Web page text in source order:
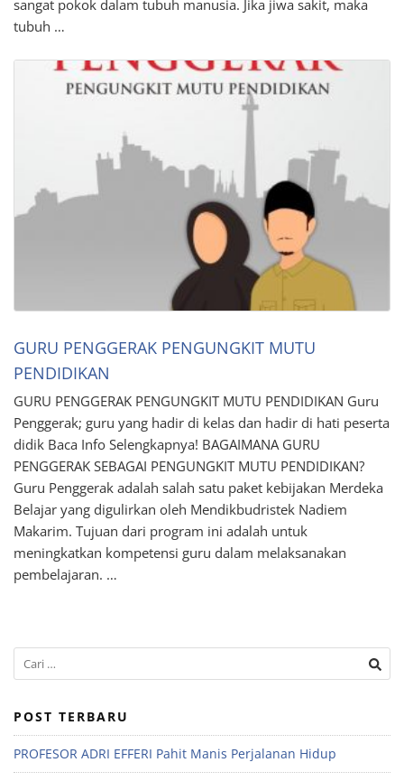
sangat pokok dalam tubuh manusia. Jika jiwa sakit, maka
tubuh …
GURU PENGGERAK PENGUNGKIT MUTU
PENDIDIKAN
GURU PENGGERAK PENGUNGKIT MUTU PENDIDIKAN Guru
Penggerak; guru yang hadir di kelas dan hadir di hati peserta
didik Baca Info Selengkapnya! BAGAIMANA GURU
PENGGERAK SEBAGAI PENGUNGKIT MUTU PENDIDIKAN?
Guru Penggerak adalah salah satu paket kebijakan Merdeka
Belajar yang digulirkan oleh Mendikbudristek Nadiem
Makarim. Tujuan dari program ini adalah untuk
meningkatkan kompetensi guru dalam melaksanakan
pembelajaran. …
POST TERBARU
PROFESOR ADRI EFFERI Pahit Manis Perjalanan Hidup